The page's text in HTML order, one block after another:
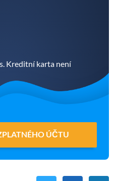
Kreditní karta není
ÚČTU